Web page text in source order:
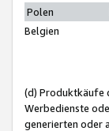
Polen
Belgien
(d) Produktkäufe
Werbedienste
generierten oder